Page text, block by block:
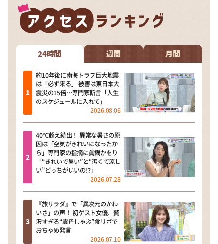
24時間 週間 月間
約10年後に南海トラフ巨大地震
は「必ず来る」 被害は東日本大
震災の15倍…専門家断言「人生
のスケジュールに入れて」
2026.08.06
40℃超え続出！ 異常な暑さの原
因は「空気がきれいになったか
ら」専門家の指摘に眞鍋かをり
「“きれいで暑い”と“汚くて涼し
い”どっちがいいの!?」
2026.07.28
『旅サラダ』で「異次元のかわ
いさ」の声！ 初ゲスト女優、贅
沢すぎる“雲丹しゃぶ”食リポで
おちゃめ発言
2026.07.10